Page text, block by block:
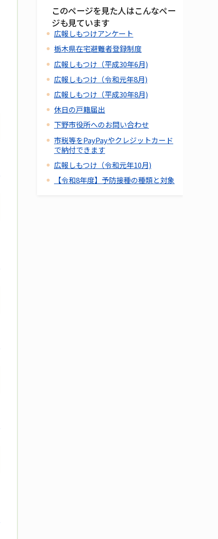
このページを見た人はこんなペー
ジも見ています
広報しもつけアンケート
栃木県在宅避難者登録制度
広報しもつけ（平成30年6月)
広報しもつけ（令和元年8月)
広報しもつけ（平成30年8月)
休日の戸籍届出
下野市役所へのお問い合わせ
市税等をPayPayやクレジットカード
で納付できます
広報しもつけ（令和元年10月)
【令和8年度】予防接種の種類と対象